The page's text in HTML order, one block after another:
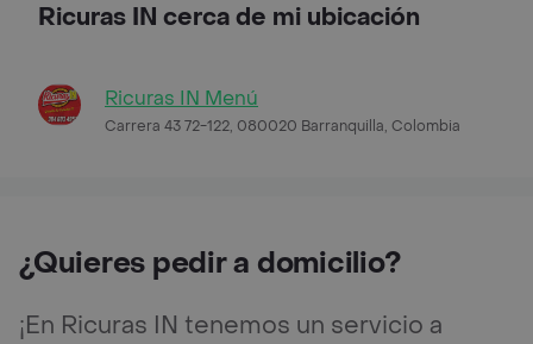
Ricuras IN cerca de mi ubicación
Ricuras IN Menú
Carrera 43 72-122, 080020 Barranquilla, Colombia
¿Quieres pedir a domicilio?
¡En Ricuras IN tenemos un servicio a